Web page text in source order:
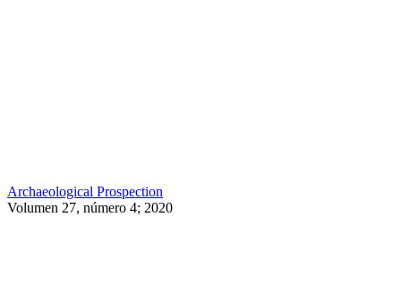
Archaeological Prospection
Volumen 27, número 4; 2020